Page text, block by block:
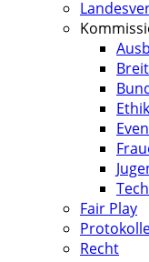
Fair Play
Recht